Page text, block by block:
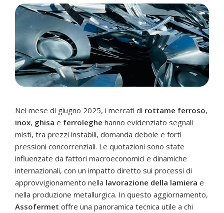
Nel mese di giugno 2025, i mercati di rottame ferroso,
inox, ghisa e ferroleghe hanno evidenziato segnali
misti, tra prezzi instabili, domanda debole e forti
pressioni concorrenziali. Le quotazioni sono state
influenzate da fattori macroeconomici e dinamiche
internazionali, con un impatto diretto sui processi di
approvvigionamento nella lavorazione della lamiera e
nella produzione metallurgica. In questo aggiornamento,
Assofermet offre una panoramica tecnica utile a chi